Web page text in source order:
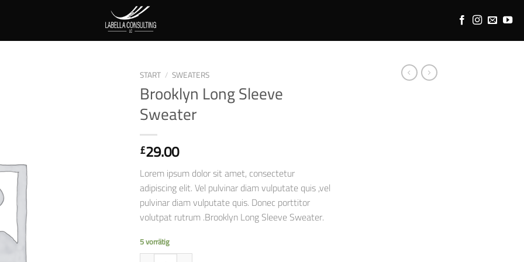
START / SWEATERS
Brooklyn Long Sleeve
Sweater
£29.00
Lorem ipsum dolor sit amet, consectetur
adipiscing elit. Vel pulvinar diam vulputate quis ,vel
pulvinar diam vulputate quis. Donec porttitor
volutpat rutrum .Brooklyn Long Sleeve Sweater.
5 vorrätig